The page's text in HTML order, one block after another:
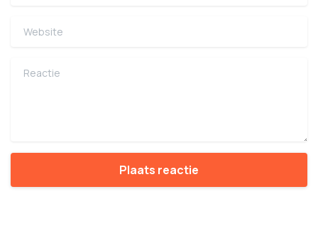
Website
Reactie